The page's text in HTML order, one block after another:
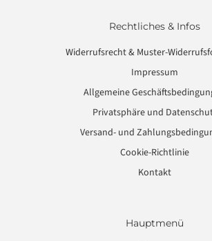
Rechtliches & Infos
Widerrufsrecht & Muster-
Impressum
Allgemeine
Privatsphäre und
Versand- und
Cookie-Richtlinie
Kontakt
Hauptmenü